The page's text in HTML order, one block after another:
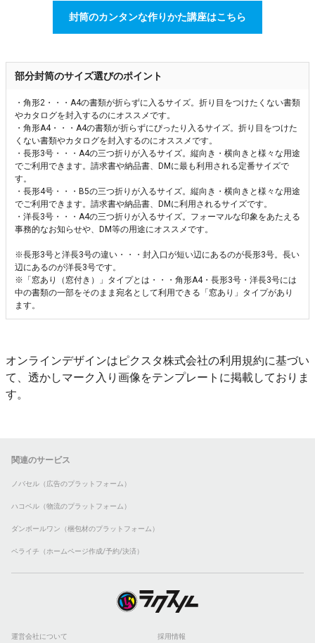
封筒のカンタンな作りかた講座はこちら
部分封筒のサイズ選びのポイント
・角形2・・・A4の書類が折らずに入るサイズ。折り目をつけたくない書類
やカタログを封入するのにオススメです。
・角形A4・・・A4の書類が折らずにぴったり入るサイズ。折り目をつけた
くない書類やカタログを封入するのにオススメです。
・長形3号・・・A4の三つ折りが入るサイズ。縦向き・横向きと様々な用途
でご利用できます。請求書や納品書、DMに最も利用される定番サイズで
す。
・長形4号・・・B5の三つ折りが入るサイズ。縦向き・横向きと様々な用途
でご利用できます。請求書や納品書、DMに利用されるサイズです。
・洋長3号・・・A4の三つ折りが入るサイズ。フォーマルな印象をあたえる
事務的なお知らせや、DM等の用途にオススメです。
※長形3号と洋長3号の違い・・・封入口が短い辺にあるのが長形3号。長い
辺にあるのが洋長3号です。
※「窓あり（窓付き）」タイプとは・・・角形A4・長形3号・洋長3号には
中の書類の一部をそのまま宛名として利用できる「窓あり」タイプがあり
ます。
オンラインデザインはピクスタ株式会社の利用規約に基づい
て、透かしマーク入り画像をテンプレートに掲載しておりま
す。
関連のサービス
ノバセル（広告のプラットフォーム）
ハコベル（物流のプラットフォーム）
ダンボールワン（梱包材のプラットフォーム）
ペライチ（ホームページ作成/予約/決済）
運営会社について 採用情報